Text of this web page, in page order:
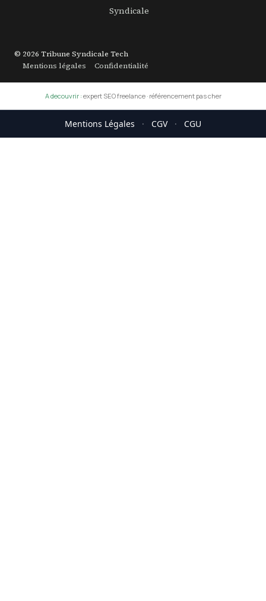
Syndicale
© 2026 Tribune Syndicale Tech
Mentions légales
Confidentialité
A decouvrir : expert SEO freelance· référencement pas cher
Mentions Légales · CGV · CGU